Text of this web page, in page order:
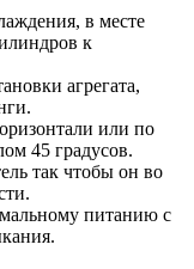
в месте
к
агрегата,
или по
45 градусов.
так чтобы он во
питанию с